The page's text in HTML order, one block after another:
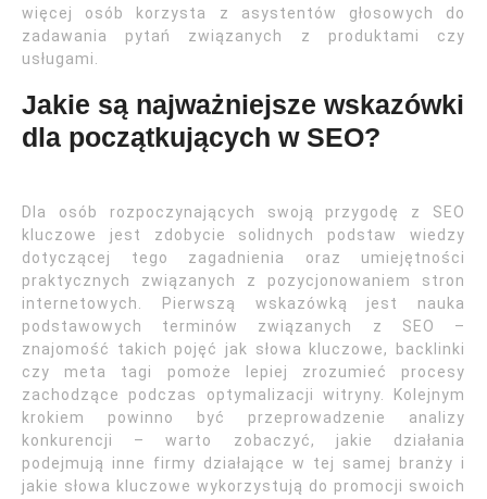
więcej osób korzysta z asystentów głosowych do
zadawania pytań związanych z produktami czy
usługami.
Jakie są najważniejsze wskazówki
dla początkujących w SEO?
Dla osób rozpoczynających swoją przygodę z SEO
kluczowe jest zdobycie solidnych podstaw wiedzy
dotyczącej tego zagadnienia oraz umiejętności
praktycznych związanych z pozycjonowaniem stron
internetowych. Pierwszą wskazówką jest nauka
podstawowych terminów związanych z SEO –
znajomość takich pojęć jak słowa kluczowe, backlinki
czy meta tagi pomoże lepiej zrozumieć procesy
zachodzące podczas optymalizacji witryny. Kolejnym
krokiem powinno być przeprowadzenie analizy
konkurencji – warto zobaczyć, jakie działania
podejmują inne firmy działające w tej samej branży i
jakie słowa kluczowe wykorzystują do promocji swoich